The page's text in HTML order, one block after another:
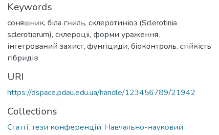
Keywords
соняшник, біла гниль, склеротиніоз (Sclerotinia
sclerotiorum), склероції, форми ураження,
інтегрований захист, фунгіциди, біоконтроль, стійкість
гібридів
URI
https://dspace.pdau.edu.ua/handle/123456789/21942
Collections
Статті, тези конференцій. Навчально-науковий